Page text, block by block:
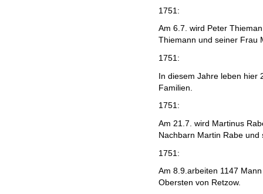
1751:
Am 6.7. wird Peter
Thiemann und seiner Frau
1751:
In diesem Jahre leben hier
Familien.
1751:
Am 21.7. wird Martinus
Nachbarn Martin Rabe
1751:
Am 8.9.arbeiten 1147
Obersten von Retzow.